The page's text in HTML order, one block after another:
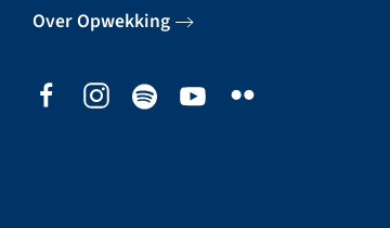
Over Opwekking